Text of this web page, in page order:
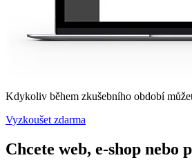
Kdykoliv během zkušebního období
Vyzkoušet zdarma
Chcete web, e-shop nebo